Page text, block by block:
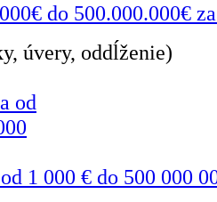
do 500.000.000€
úvery, oddĺženie)
1 000 € do 500 000